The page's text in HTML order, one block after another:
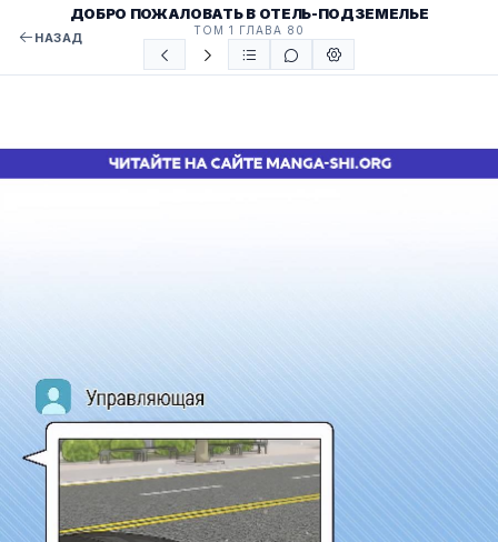
НАЗАД
ДОБРО ПОЖАЛОВАТЬ В ОТЕЛЬ-ПОДЗЕМЕЛЬЕ
ТОМ 1 ГЛАВА 80